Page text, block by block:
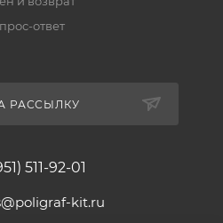
ответ
РАССЫЛКУ
511-92-01
kit.ru